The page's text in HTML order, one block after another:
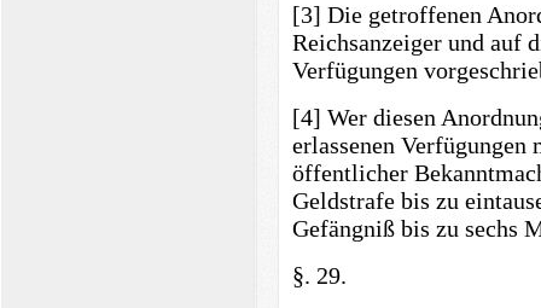
[3] Die getroffenen
Reichsanzeiger und auf
Verfügungen
[4] Wer diesen
erlassenen
öffentlicher
Geldstrafe bis zu
Gefängniß bis zu sechs
§. 29.